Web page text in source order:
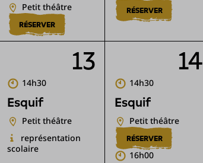
Petit théâtre
RÉSERVER
RÉSERVER
13
14h30
Esquif
Petit théâtre
représentation
scolaire
14
14h30
Esquif
Petit théâtre
RÉSERVER
16h00